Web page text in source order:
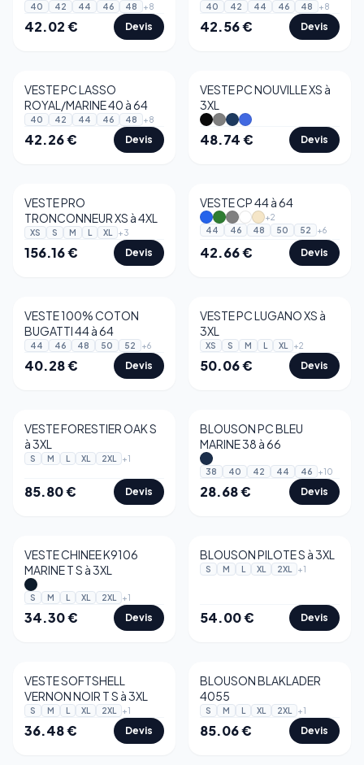
40 42 44 46 48 +8
42.02€ Devis
40 42 44 46 48 +8
42.56€ Devis
VESTE PC LASSO
ROYAL/MARINE 40 à 64
40 42 44 46 48 +8
42.26€ Devis
VESTE PC NOUVILLE XS à
3XL
48.74€ Devis
VESTE PRO
TRONCONNEUR XS à 4XL
XS S M L XL +3
156.16€ Devis
VESTE CP 44 à 64
+2
44
46 48 50 52 +6
42.66€ Devis
VESTE 100% COTON
BUGATTI 44 à 64
44 46 48 50 52 +6
40.28€ Devis
VESTE PC LUGANO XS à
3XL
XS S M L XL +2
50.06€ Devis
VESTE FORESTIER OAK S
à 3XL
S M L XL 2XL +1
85.80€ Devis
BLOUSON PC BLEU
MARINE 38 à 66
38 40 42 44 46 +10
28.68€ Devis
VESTE CHINEE K9106
MARINE T S à 3XL
S M L XL 2XL +1
34.30€ Devis
BLOUSON PILOTE S à 3XL
S M L XL 2XL +1
54.00€ Devis
VESTE SOFTSHELL
VERNON NOIR T S à 3XL
S M L XL 2XL +1
36.48€ Devis
BLOUSON BLAKLADER
4055
S M L XL 2XL +1
85.06€ Devis